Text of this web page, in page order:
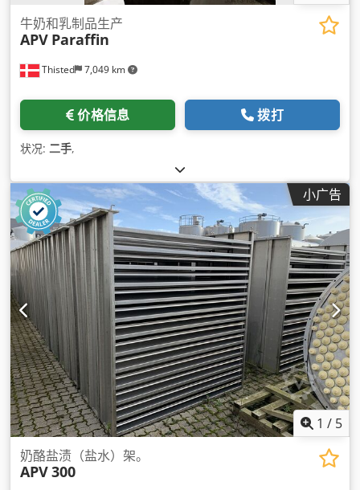
Thisted 7,049 km
牛奶和乳制品生产
APV Paraffin
价格信息 拨打
状况: 二手,
小广告
1 / 5
奶酪盐渍（盐水）架。
APV300